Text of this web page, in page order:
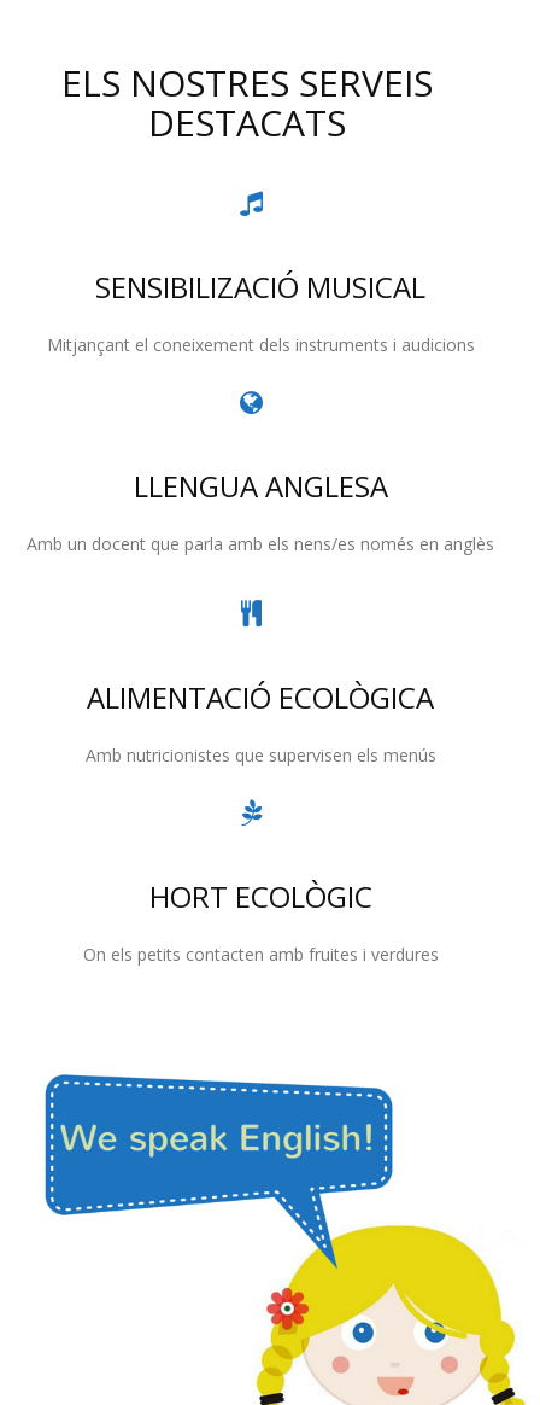
ELS NOSTRES SERVEIS
DESTACATS
SENSIBILIZACIÓ MUSICAL
Mitjançant el coneixement dels instruments i audicions
LLENGUA ANGLESA
Amb un docent que parla amb els nens/es només en anglès
ALIMENTACIÓ ECOLÒGICA
Amb nutricionistes que supervisen els menús
HORT ECOLÒGIC
On els petits contacten amb fruites i verdures